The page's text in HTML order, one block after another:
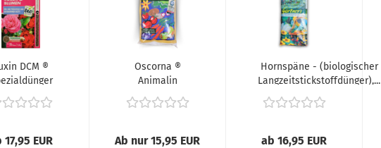
DCM ®
Rosen &
Blumen...
17,95 EUR
Oscorna ®
Animalin
Gartendünger -
(Organischer...
Ab nur 15,95 EUR
Hornspäne - (biologischer
Langzeitstickstoffdünger),...
ab 16,95 EUR